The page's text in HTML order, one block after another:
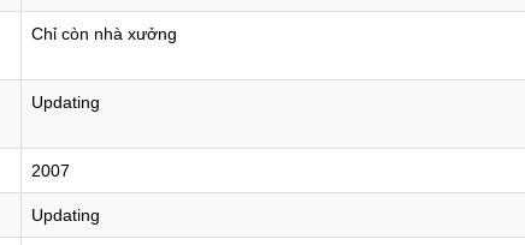
Chỉ còn nhà xưởng
Updating
2007
Updating